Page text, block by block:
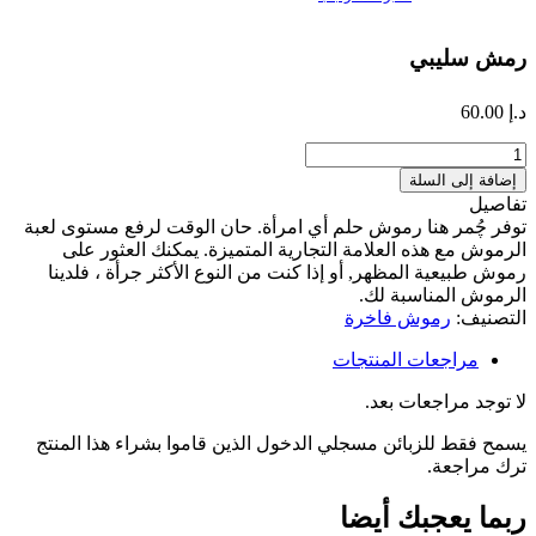
رمش سليبي
د.إ
كمية
رمش
سليبي
إضافة إلى السلة
تفاصيل
توفر چُمر هنا رموش حلم أي امرأة. حان الوقت لرفع مستوى لعبة
الرموش مع هذه العلامة التجارية المتميزة. يمكنك العثور على
رموش طبيعية المظهر, أو إذا كنت من النوع الأكثر جرأة ، فلدينا
الرموش المناسبة لك.
التصنيف: رموش فاخرة
مراجعات المنتجات
لا توجد مراجعات بعد.
يسمح فقط للزبائن مسجلي الدخول الذين قاموا بشراء هذا المنتج
ترك مراجعة.
ربما يعجبك أيضا